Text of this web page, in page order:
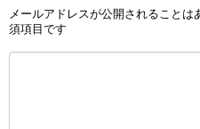
メールアドレスが公開されることは
須項目です